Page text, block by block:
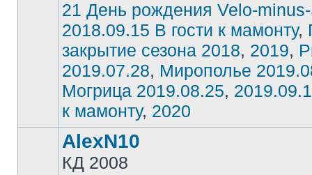
21 День рождения Velo-
2018.09.15 В гости к мамонту,
закрытие сезона 2018, 2019,
2019.07.28, Мирополье
Могрица 2019.08.25,
к мамонту, 2020
AlexN10
КД 2008